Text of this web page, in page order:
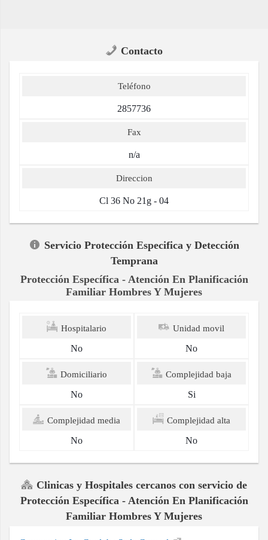
Contacto
Teléfono
2857736
Fax
n/a
Direccion
Cl 36 No 21g - 04
Servicio Protección Especifica y Detección
Temprana
Protección Específica - Atención En Planificación
Familiar Hombres Y Mujeres
Hospitalario
No
Unidad movil
No
Domiciliario
No
Complejidad baja
Si
Complejidad media
No
Complejidad alta
No
Clinicas y Hospitales cercanos con servicio de
Protección Específica - Atención En Planificación
Familiar Hombres Y Mujeres